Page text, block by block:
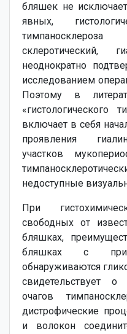
бляшек не
явных,
склеротический,
неоднократно
исследованием
Поэтому в
«гистологического
включает в себя
проявления
участков
недоступные
При
свободных от
бляшках,
бляшках с
обнаруживаются
свидетельствует
очагов
дистрофические
и волокон